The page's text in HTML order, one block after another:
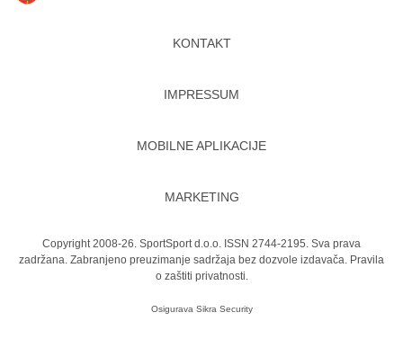
KONTAKT
IMPRESSUM
MOBILNE APLIKACIJE
MARKETING
Copyright 2008-26. SportSport d.o.o. ISSN 2744-2195. Sva prava
zadržana. Zabranjeno preuzimanje sadržaja bez dozvole izdavača. Pravila
o zaštiti privatnosti.
Osigurava Sikra Security